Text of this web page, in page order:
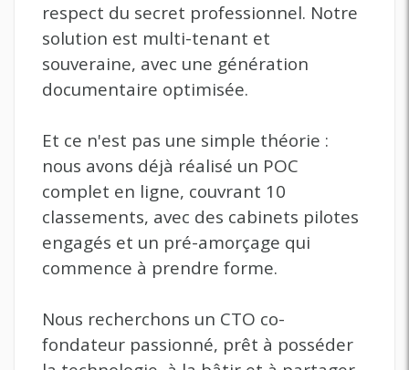
respect du secret professionnel. Notre
solution est multi-tenant et
souveraine, avec une génération
documentaire optimisée.
Et ce n'est pas une simple théorie :
nous avons déjà réalisé un POC
complet en ligne, couvrant 10
classements, avec des cabinets pilotes
engagés et un pré-amorçage qui
commence à prendre forme.
Nous recherchons un CTO co-
fondateur passionné, prêt à posséder